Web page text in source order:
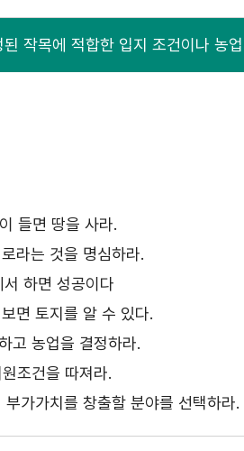
작목에 적합한 입지 조건이나 농
들면 땅을 사라.
라는 것을 명심하라.
하면 성공이다
면 토지를 알 수 있다.
고 농업을 결정하라.
조건을 따져라.
가가치를 창출할 분야를 선택하라.